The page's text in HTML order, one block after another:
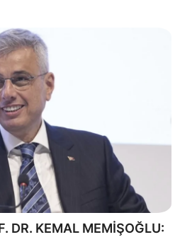
DR. KEMAL MEMİŞOĞLU: